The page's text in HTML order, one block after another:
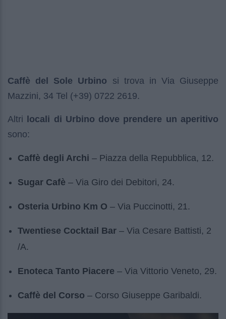
Caffè del Sole Urbino si trova in Via Giuseppe
Mazzini, 34 Tel (+39) 0722 2619.
Altri
locali di Urbino dove prendere un aperitivo
sono:
Caffè degli Archi – Piazza della Repubblica, 12.
Sugar Cafè – Via Giro dei Debitori, 24.
Osteria Urbino Km O – Via Puccinotti, 21.
Twentiese Cocktail Bar – Via Cesare Battisti, 2
/A.
Enoteca Tanto Piacere – Via Vittorio Veneto, 29.
Caffè del Corso – Corso Giuseppe Garibaldi.